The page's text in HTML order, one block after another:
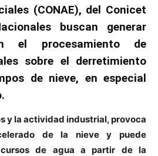
(CONAE), del Conicet
buscan generar
el procesamiento de
sobre el derretimiento
de nieve, en especial
y la actividad industrial, provoca
de la nieve y puede
de agua a partir de la